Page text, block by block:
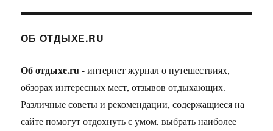
ОБ ОТДЫХЕ.RU
Об отдыхе.ru- интернет журнал о путешествиях,
обзорах интересных мест, отзывов отдыхающих.
Различные советы и рекомендации, содержащиеся на
сайте помогут отдохнуть с умом, выбрать наиболее